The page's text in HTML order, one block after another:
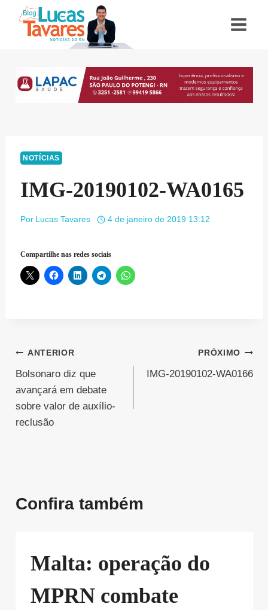
NOTÍCIAS
IMG-20190102-WA0165
Por Lucas Tavares 4 de janeiro de 2019 13:12
Compartilhe nas redes sociais
Navegação
de
Post
ANTERIOR
Bolsonaro diz que
avançará em debate
sobre valor de auxílio-
reclusão
PRÓXIMO
IMG-20190102-WA0166
Confira também
Malta: operação do
MPRN combate